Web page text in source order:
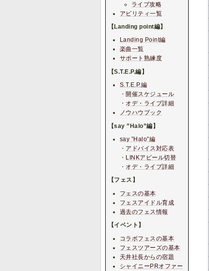
ライブ攻略
アビリティ一覧
【Landing point編】
Landing Point編
楽曲一覧
サポート熟練度
【S.T.E.P.編】
S.T.E.P.編
・ 開催スケジュール
・ オデ・ライブ詳細
ノウハウブック
【say ”Halo”編】
say ”Halo”編
・ アドバイス対応表
・ LINKアピール切替
・ オデ・ライブ詳細
【フェス】
フェスの基本
フェスアイドル育成
過去のフェス情報
【イベント】
コラボフェスの基本
フェスツアーズの基本
天井社長からの宿題
シャイニーPRオファー